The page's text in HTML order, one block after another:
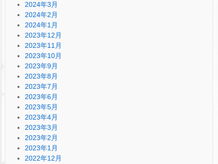
2024年3月
2024年2月
2024年1月
2023年12月
2023年11月
2023年10月
2023年9月
2023年8月
2023年7月
2023年6月
2023年5月
2023年4月
2023年3月
2023年2月
2023年1月
2022年12月